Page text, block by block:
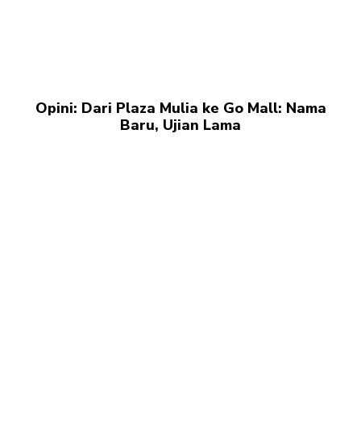
Opini: Dari Plaza Mulia ke Go Mall: Nama
Baru, Ujian Lama